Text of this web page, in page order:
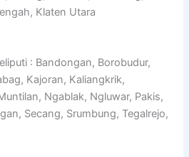
Klaten Utara
: Bandongan, Borobudur,
Kajoran, Kaliangkrik,
Ngablak, Ngluwar, Pakis,
Secang, Srumbung, Tegalrejo,